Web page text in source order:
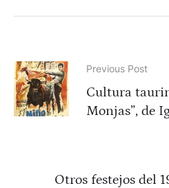
Previous Post
Cultura
Monjas”, de
Otros festejos del